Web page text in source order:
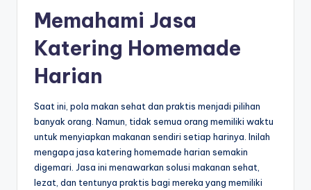
Memahami Jasa
Katering Homemade
Harian
Saat ini, pola makan sehat dan praktis menjadi pilihan
banyak orang. Namun, tidak semua orang memiliki waktu
untuk menyiapkan makanan sendiri setiap harinya. Inilah
mengapa jasa katering homemade harian semakin
digemari. Jasa ini menawarkan solusi makanan sehat,
lezat, dan tentunya praktis bagi mereka yang memiliki